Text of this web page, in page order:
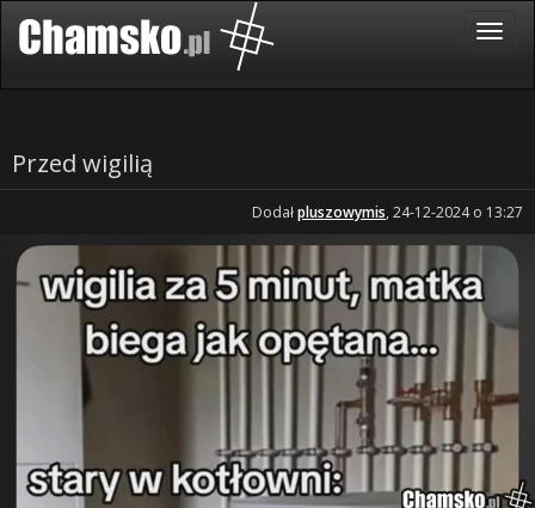
Przed wigilią
Dodałpluszowymis, 24-12-2024 o 13:27